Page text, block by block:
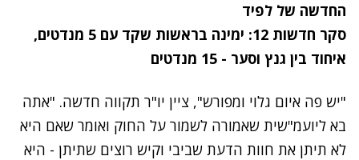
החדשה של לפיד
סקר חדשות 12: ימינה בראשות שקד עם 5 מנדטים,
איחוד בין גנץ וסער - 15 מנדטים
"יש פה איום גלוי ומפורש", ציין יו"ר תקווה חדשה. "אתה
בא ליועמ"שית שאמורה לשמור על החוק ואומר שאם היא
לא תיתן את חוות הדעת שביבי וקיש רוצים שתיתן - היא